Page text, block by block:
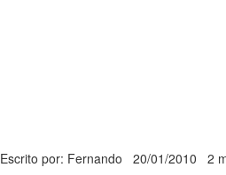
Escrito por: Fernando 20/01/2010 2